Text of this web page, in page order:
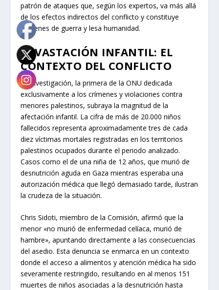
patrón de ataques que, según los expertos, va más allá
de los efectos indirectos del conflicto y constituye
crímenes de guerra y lesa humanidad.
DEVASTACIÓN INFANTIL: EL
CONTEXTO DEL CONFLICTO
La investigación, la primera de la ONU dedicada
exclusivamente a los crímenes y violaciones contra
menores palestinos, subraya la magnitud de la
afectación infantil. La cifra de más de 20.000 niños
fallecidos representa aproximadamente tres de cada
diez víctimas mortales registradas en los territorios
palestinos ocupados durante el periodo analizado.
Casos como el de una niña de 12 años, que murió de
desnutrición aguda en Gaza mientras esperaba una
autorización médica que llegó demasiado tarde, ilustran
la crudeza de la situación.
Chris Sidoti, miembro de la Comisión, afirmó que la
menor «no murió de enfermedad celíaca, murió de
hambre», apuntando directamente a las consecuencias
del asedio. Esta denuncia se enmarca en un contexto
donde el acceso a alimentos y atención médica ha sido
severamente restringido, resultando en al menos 151
muertes de niños asociadas a la desnutrición hasta